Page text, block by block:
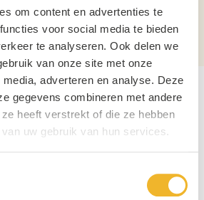
om content en advertenties te
voor social media te bieden
te analyseren. Ook delen we
van onze site met onze
adverteren en analyse. Deze
gegevens combineren met andere
heeft verstrekt of die ze hebben
uw gebruik van hun services.
Fles
1